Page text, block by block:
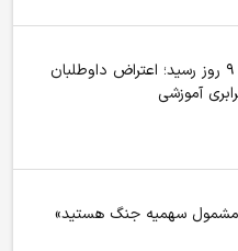
فاصله ۲۰ روزه به ۹ روز رسید؛ اعتراض داوطلبان
مشمول سهمیه جنگ هستید»